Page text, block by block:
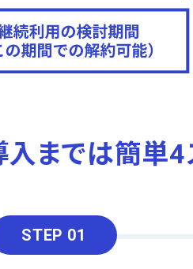
までは簡単4
STEP 01